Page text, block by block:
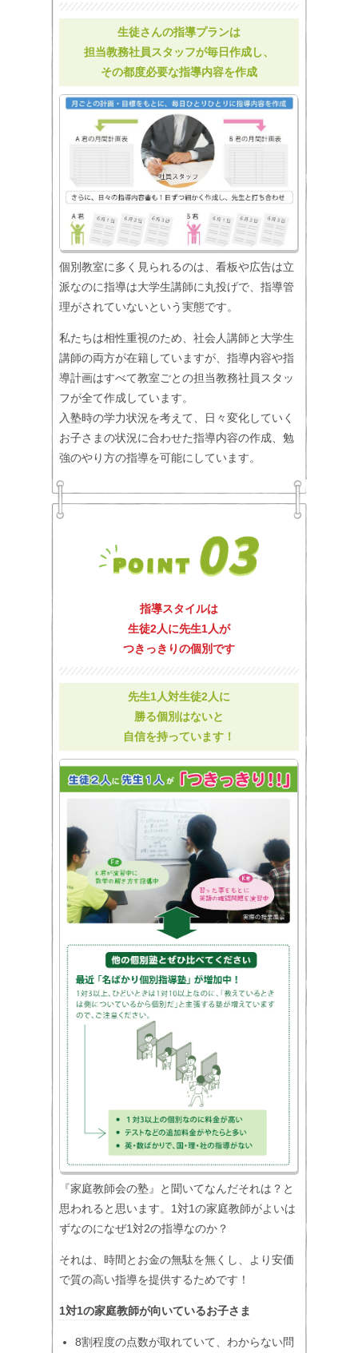
生徒さんの指導プランは
担当教務社員スタッフが毎日作成し、
その都度必要な指導内容を作成
個別教室に多く見られるのは、看板や広告は立
派なのに指導は大学生講師に丸投げで、指導管
理がされていないという実態です。
私たちは相性重視のため、社会人講師と大学生
講師の両方が在籍していますが、指導内容や指
導計画はすべて教室ごとの担当教務社員スタッ
フが全て作成しています。
入塾時の学力状況を考えて、日々変化していく
お子さまの状況に合わせた指導内容の作成、勉
強のやり方の指導を可能にしています。
指導スタイルは
生徒2人に先生1人が
つきっきりの個別です
先生1人対生徒2人に
勝る個別はないと
自信を持っています！
『家庭教師会の塾』と聞いてなんだそれは？と
思われると思います。1対1の家庭教師がよいは
ずなのになぜ1対2の指導なのか？
それは、時間とお金の無駄を無くし、より安価
で質の高い指導を提供するためです！
1対1の家庭教師が向いているお子さま
8割程度の点数が取れていて、わからない問